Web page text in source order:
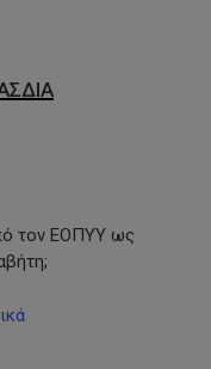
τον ΕΟΠΥΥ ως